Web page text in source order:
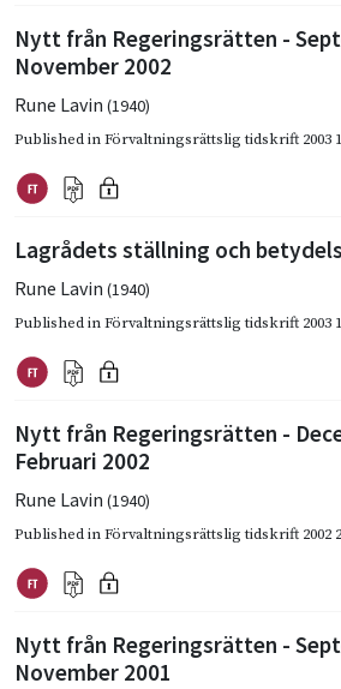
Nytt från Regeringsrätten -
November 2002
Rune Lavin (1940)
Published inFörvaltningsrättslig tidskrift 2003 1
Lagrådets ställning och
Rune Lavin (1940)
Published inFörvaltningsrättslig tidskrift 2003 1
Nytt från Regeringsrätten -
Februari 2002
Rune Lavin (1940)
Published inFörvaltningsrättslig tidskrift 2002 2
Nytt från Regeringsrätten -
November 2001